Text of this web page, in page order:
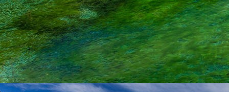
Hogy emlékezetemmel titkon
Amit most újonnan magamba
S további törekvésem célja az
Hogy új erőre kapva ébresszen
Saját belső erőket lelkemben,
S létrejőve adjon át önmagamnak
20. hét
Csak most érzem, hogy saját létem